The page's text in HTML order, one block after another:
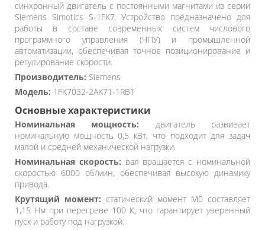
синхронный двигатель с постоянными магнитами из серии
Siemens Simotics S-1FK7. Устройство предназначено для
работы в составе современных систем числового
программного управления (ЧПУ) и промышленной
автоматизации, обеспечивая точное позиционирование и
регулирование скорости.
Производитель: Siemens
Модель: 1FK7032-2AK71-1RB1
Основные характеристики
Номинальная мощность: двигатель развивает
номинальную мощность 0,5 кВт, что подходит для задач
малой и средней механической нагрузки.
Номинальная скорость: вал вращается с номинальной
скоростью 6000 об/мин, обеспечивая высокую динамику
привода.
Крутящий момент: статический момент M0 составляет
1,15 Нм при перегреве 100 К, что гарантирует уверенный
пуск и работу под нагрузкой.